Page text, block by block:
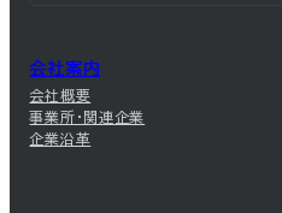
会社案内
会社概要
事業所・関連企業
企業沿革